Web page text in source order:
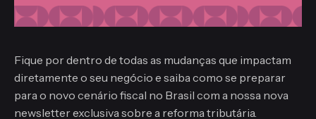
Fique por dentro de todas as mudanças que impactam
diretamente o seu negócio e saiba como se preparar
para o novo cenário fiscal no Brasil com a nossa nova
newsletter exclusiva sobre a reforma tributária.